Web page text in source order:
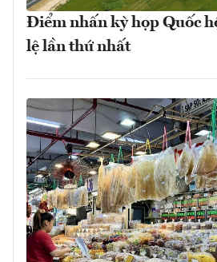
Điểm nhấn kỳ họp Quốc
lệ lần thứ nhất